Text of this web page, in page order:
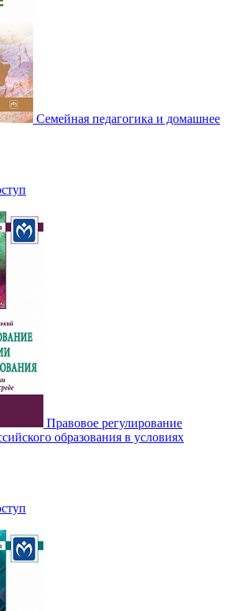
Семейная педагогика и домашнее
Правовое регулирование
образования в условиях